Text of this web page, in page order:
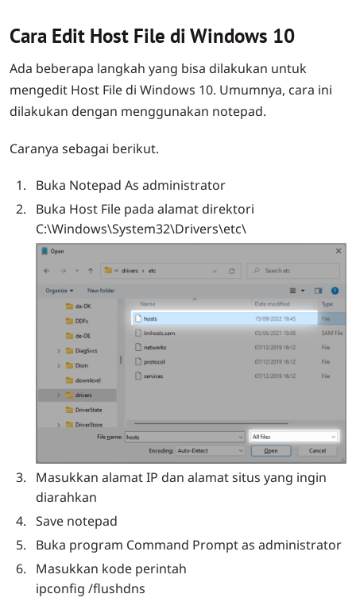
Cara Edit Host File di Windows 10
Ada beberapa langkah yang bisa dilakukan untuk
mengedit Host File di Windows 10. Umumnya, cara ini
dilakukan dengan menggunakan notepad.
Caranya sebagai berikut.
Buka Notepad As administrator
Buka Host File pada alamat direktori
C:\Windows\System32\Drivers\etc\
Masukkan alamat IP dan alamat situs yang ingin
diarahkan
Save notepad
Buka program Command Prompt as administrator
Masukkan kode perintah
ipconfig /flushdns